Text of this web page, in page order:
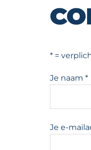
* =
Je naam *
Je e-